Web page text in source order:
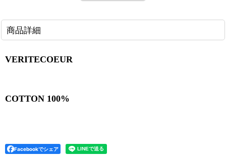
商品詳細
VERITECOEUR
COTTON 100%
Facebookでシェア